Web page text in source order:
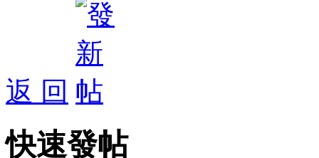
返 回
快速發帖